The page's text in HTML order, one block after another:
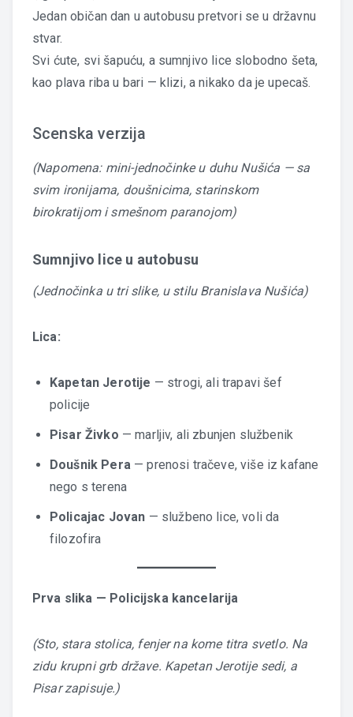
Jedan običan dan u autobusu pretvori se u državnu
stvar.
Svi ćute, svi šapuću, a sumnjivo lice slobodno šeta,
kao plava riba u bari — klizi, a nikako da je upecaš.
Scenska verzija
(Napomena: mini-jednočinke u duhu Nušića — sa
svim ironijama, doušnicima, starinskom
birokratijom i smešnom paranojom)
Sumnjivo lice u autobusu
(Jednočinka u tri slike, u stilu Branislava Nušića)
Lica:
Kapetan Jerotije — strogi, ali trapavi šef
policije
Pisar Živko — marljiv, ali zbunjen službenik
Doušnik Pera— prenosi tračeve, više iz kafane
nego s terena
Policajac Jovan — službeno lice, voli da
filozofira
Prva slika — Policijska kancelarija
(Sto, stara stolica, fenjer na kome titra svetlo. Na
zidu krupni grb države. Kapetan Jerotije sedi, a
Pisar zapisuje.)